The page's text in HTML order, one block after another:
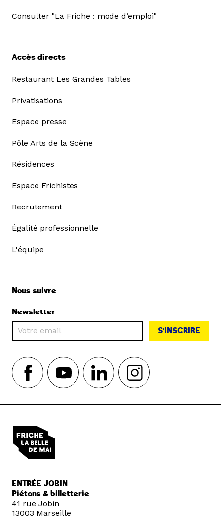
Consulter "La Friche : mode d’emploi"
Accès directs
Restaurant Les Grandes Tables
Privatisations
Espace presse
Pôle Arts de la Scène
Résidences
Espace Frichistes
Recrutement
Égalité professionnelle
L'équipe
Nous suivre
Newsletter
S'INSCRIRE
ENTRÉE JOBIN
Piétons & billetterie
41 rue Jobin
13003 Marseille